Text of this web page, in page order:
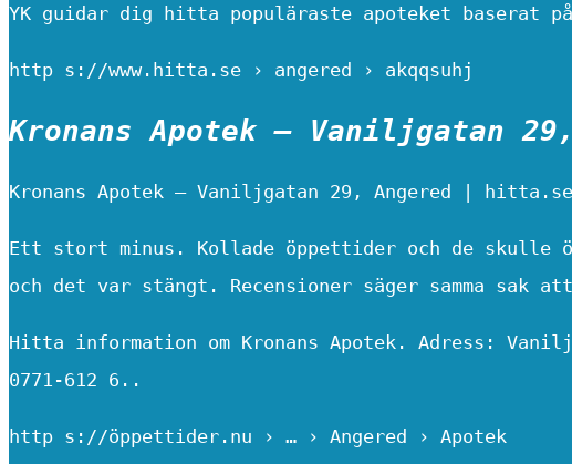
YK guidar dig hitta populäraste apoteket baserat
http s://www.hitta.se › angered › akqqsuhj
Kronans Apotek – Vaniljgatan
Kronans Apotek – Vaniljgatan 29, Angered | hitta.se
Ett stort minus. Kollade öppettider och de skulle
och det var stängt. Recensioner säger samma sak
Hitta information om Kronans Apotek. Adress:
0771-612 6..
http s://öppettider.nu › … › Angered › Apotek